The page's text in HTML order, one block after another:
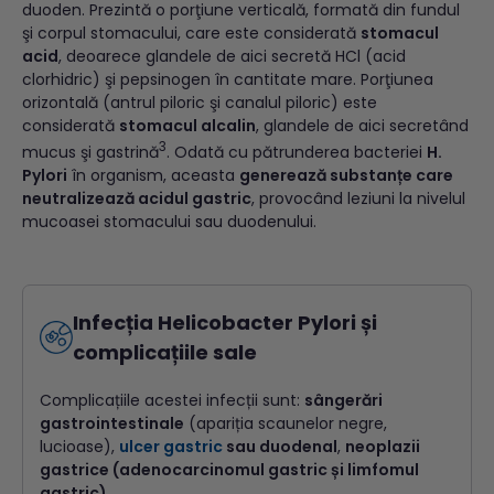
duoden. Prezintă o porţiune verticală, formată din fundul
şi corpul stomacului, care este considerată stomacul
acid, deoarece glandele de aici secretă HCl (acid
clorhidric) şi pepsinogen în cantitate mare. Porţiunea
orizontală (antrul piloric şi canalul piloric) este
considerată stomacul alcalin, glandele de aici secretând
mucus şi gastrină3. Odată cu pătrunderea bacteriei H.
Pylori în organism, aceasta generează substanțe care
neutralizează acidul gastric, provocând leziuni la nivelul
mucoasei stomacului sau duodenului.
Infecția Helicobacter Pylori și
complicațiile sale
Complicațiile acestei infecții sunt: sângerări
gastrointestinale (apariția scaunelor negre,
lucioase), ulcer gastric sau duodenal, neoplazii
gastrice (adenocarcinomul gastric și limfomul